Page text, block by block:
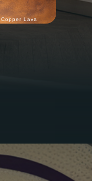
Copper Lava